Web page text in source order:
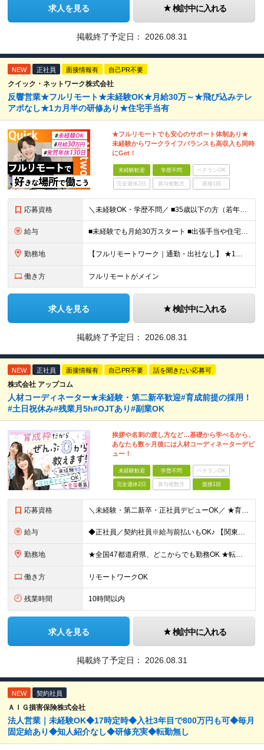
求人を見る 検討中に入れる
掲載終了予定日： 2026.08.31
NEW 正社員 面接情報有 自己PR不要
クイック・ネットワーク株式会社
反響営業★フルリモート★未経験OK★月給30万～★飛び込みテレ
アポなし★1カ月半の研修あり★住宅手当有
★フルリモートでも安心のサポート体制あり★
未経験からワークライフバランスも高収入も同時
にGet！
未経験歓迎 学歴不問 ベテランOK
完全週休2日 賞与複数月 面接1回
応募資格 ＼未経験OK・学歴不問／ ■35歳以下の方（若年層の長期キャリア形成のため） ■第二新卒OK ■普通自動車免許（AT）をお持ちの方 ▼▽こんな方はぜひご応募ください！▽▼ 「車の運転が好き！」 「地
給与 ■未経験でも月給30万スタート ■出張手当や住宅手当あり 【東京都・神奈川県】 月給35万円～60万円＋インセンティブ＋賞与＋諸手当 上記月給は、月42時間分の固定残業代（月8万3900円以上）を含
勤務地 【フルリモートワーク｜通勤・出社なし】 ★1人1台社用車貸与 ★転勤なし ★直帰直行OK 【本社】 兵庫県神戸市中央区明石町44 神戸御幸ビル4F ★☆積極採用中☆★ ◆北海道・東北：札幌／福島／
働き方 フルリモートがメイン
求人を見る 検討中に入れる
掲載終了予定日： 2026.08.31
NEW 正社員 面接情報有 自己PR不要 話を聞きたい応募可
株式会社 アップコム
人材コーディネーター★未経験・第二新卒歓迎#育成前提の採用！
#土日祝休み#残業月5h#OJTあり#副業OK
挨拶や名刺の渡し方など…基礎から学べるから、
あなたも数ヶ月後には人材コーディネーターデビ
ュー！
未経験歓迎 学歴不問 ベテランOK
完全週休2日 賞与複数月 面接1回
応募資格 ＼未経験・第二新卒・正社員デビューOK／ ★育成前提の採用を実施中！ ■経歴・ブランク不問 ■学歴不問 ≪≪特別なスキルや経験は必要なし！≫≫ 当社では人柄重視の採用を実施しています。 働く先輩社員
給与 ◆正社員／契約社員※給与前払いもOK♪ 【関東（一都三県）】 月給25万円～ ※固定残業代（月20時間分／月3万2383円）を含む。超過分は別途支給。 ※試用期間中の給与は月給23万円～ 【関東（北
勤務地 ★全国47都道府県、どこからでも勤務OK ★転勤なし！腰を据えて活躍◎ ★マイカー通勤OK（拠点による） ★業務に慣れたら、ゆくゆくはリモート併用やフルリモートも可能 全国のお客様先にて勤務していた
働き方 リモートワークOK
残業時間 10時間以内
求人を見る 検討中に入れる
掲載終了予定日： 2026.08.31
NEW 契約社員
ＡＩＧ損害保険株式会社
法人営業｜未経験OK◆17時定時◆入社3年目で800万円も可◆毎月
固定給あり◆知人紹介なし◆研修充実◆転勤無し